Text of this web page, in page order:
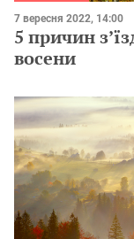
7 вересня 2022, 14:00
5 причин
восени